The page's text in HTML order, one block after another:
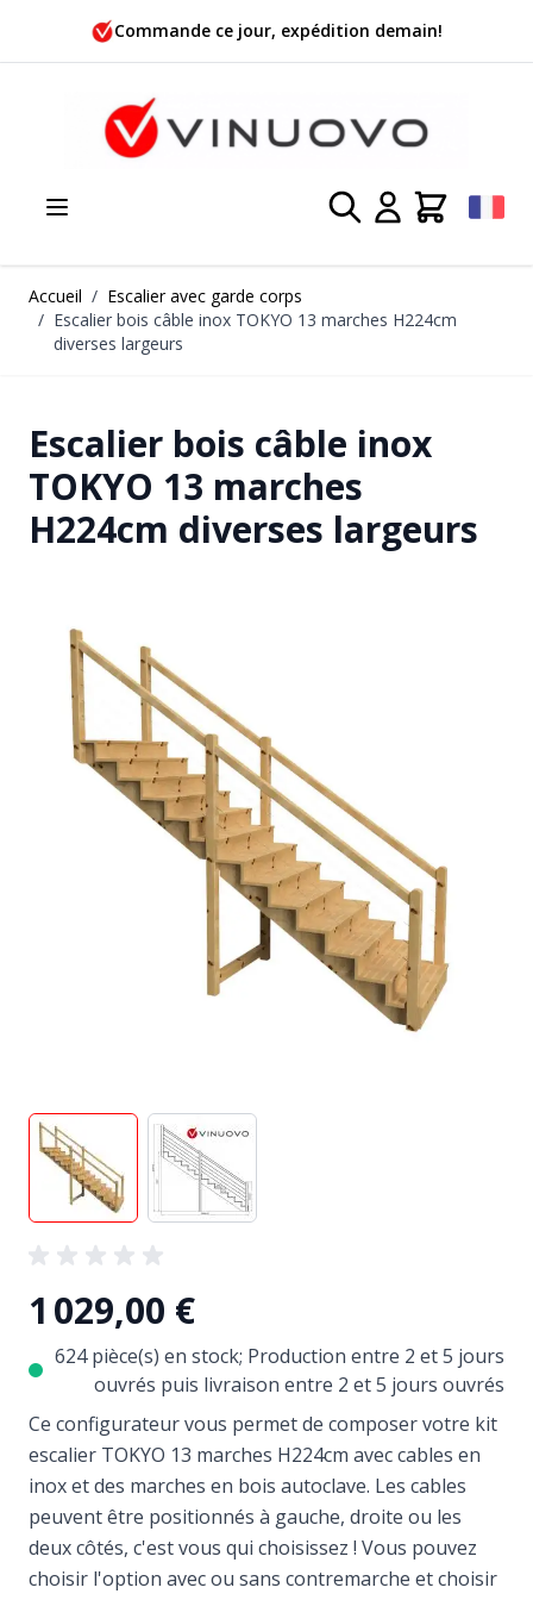
Allez au contenu
Commande ce jour, expédition demain!
Accueil / Escalier avec garde corps
/ Escalier bois câble inox TOKYO 13 marches H224cm
diverses largeurs
Escalier bois câble inox
TOKYO 13 marches
H224cm diverses largeurs
View larger imageView larger image
1 029,00 €
624 pièce(s) en stock; Production entre 2 et 5 jours
ouvrés puis livraison entre 2 et 5 jours ouvrés
Ce configurateur vous permet de composer votre kit
escalier TOKYO 13 marches H224cm avec cables en
inox et des marches en bois autoclave. Les cables
peuvent être positionnés à gauche, droite ou les
deux côtés, c'est vous qui choisissez ! Vous pouvez
choisir l'option avec ou sans contremarche et choisir